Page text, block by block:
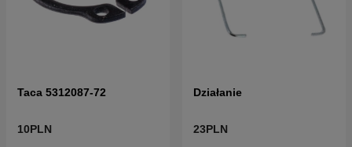
Taca 5312087-72
10PLN
Działanie
23PLN